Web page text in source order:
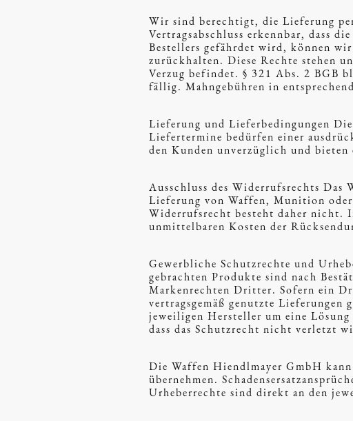
Wir sind berechtigt, die Lieferung
Vertragsabschluss erkennbar, dass
Bestellers gefährdet wird, können
zurückhalten. Diese Rechte stehen
Verzug befindet. § 321 Abs. 2 BGB
fällig. Mahngebühren in
Lieferung und Lieferbedingungen
Liefertermine bedürfen einer
den Kunden unverzüglich und bieten
Ausschluss des Widerrufsrechts
Lieferung von Waffen, Munition oder
Widerrufsrecht besteht daher nicht.
unmittelbaren Kosten der
Gewerbliche Schutzrechte und
gebrachten Produkte sind nach
Markenrechten Dritter. Sofern ein
vertragsgemäß genutzte Lieferungen
jeweiligen Hersteller um eine
dass das Schutzrecht nicht verletzt
Die Waffen Hiendlmayer GmbH
übernehmen.
Urheberrechte sind direkt an den